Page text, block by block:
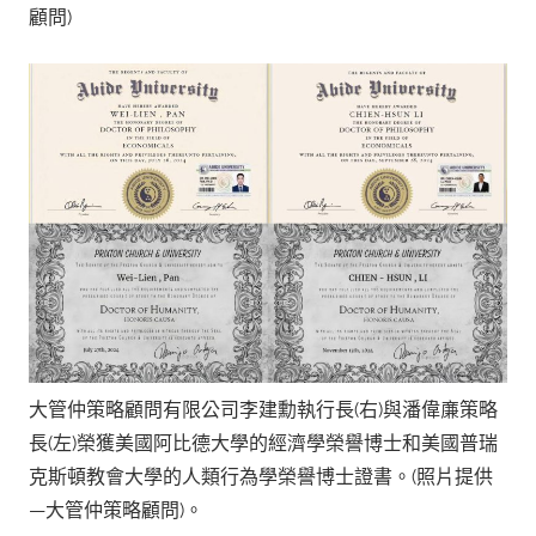
顧問)
大管仲策略顧問有限公司李建勳執行長(右)與潘偉亷策略
長(左)榮獲美國阿比德大學的經濟學榮譽博士和美國普瑞
克斯頓教會大學的人類行為學榮譽博士證書。(照片提供
—大管仲策略顧問)。